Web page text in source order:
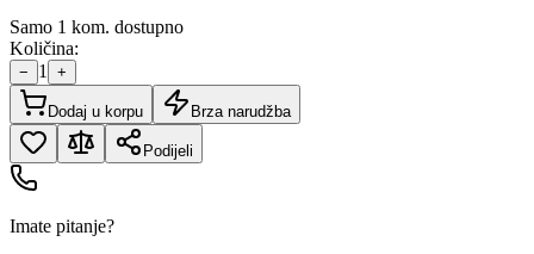
Samo 1 kom. dostupno
Količina:
− 1 +
Dodaj u korpu Brza narudžba
Podijeli
Imate pitanje?